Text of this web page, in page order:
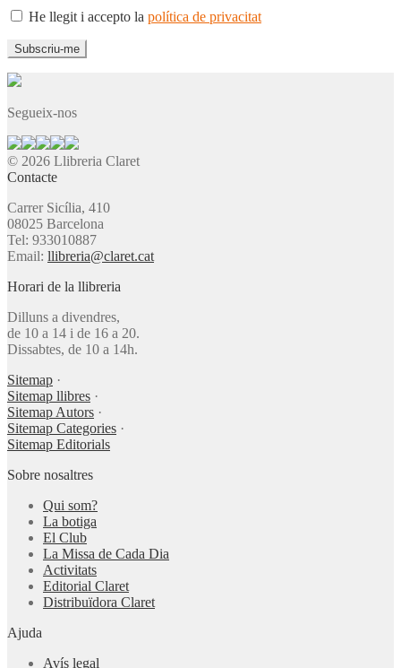
He llegit i accepto la política de privacitat
Segueix-nos
© 2026 Llibreria Claret
Contacte
Carrer Sicília, 410
08025 Barcelona
Tel: 933010887
Email: llibreria@claret.cat
Horari de la llibreria
Dilluns a divendres,
de 10 a 14 i de 16 a 20.
Dissabtes, de 10 a 14h.
Sitemap ·
Sitemap llibres ·
Sitemap Autors ·
Sitemap Categories ·
Sitemap Editorials
Sobre nosaltres
Qui som?
La botiga
El Club
La Missa de Cada Dia
Activitats
Editorial Claret
Distribuïdora Claret
Ajuda
Avís legal